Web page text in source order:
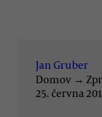
Jan Gruber
Domov →
25. června